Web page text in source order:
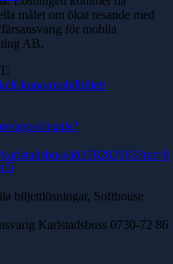
5
målet om ökat resande med
för mobila
AB.
kopa-mobilbiljett
apps/details?
id358282983?mt=8
biljettlösningar, Softhouse
Karlstadsbuss 0730-72 86